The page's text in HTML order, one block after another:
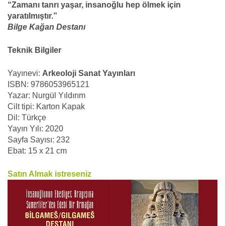
“Zamanı tanrı yaşar, insanoğlu hep ölmek için
yaratılmıştır.”
Bilge Kağan Destanı
Teknik Bilgiler
Yayınevi: Arkeoloji Sanat Yayınları
ISBN: 9786053965121
Yazar: Nurgül Yıldırım
Cilt tipi: Karton Kapak
Dil: Türkçe
Yayın Yılı: 2020
Sayfa Sayısı: 232
Ebat: 15 x 21 cm
Satın Almak istreseniz